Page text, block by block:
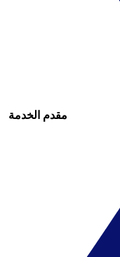
مقدم الخدمة